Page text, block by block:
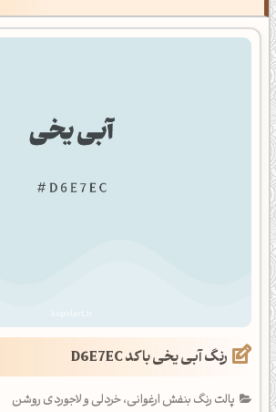
رنگ آبی یخی با کد D6E7EC
پالت رنگ بنفش ارغوانی، خردلی و لاجوردی روشن